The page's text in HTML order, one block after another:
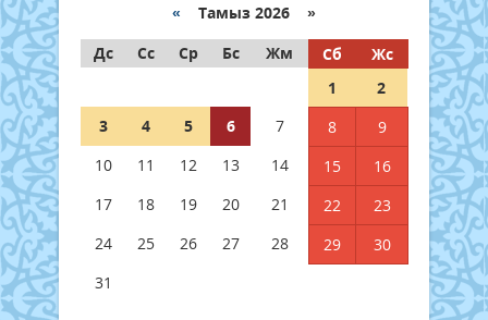
« Тамыз 2026 »
Дс
Сс Ср Бс Жм Сб
Жс
1
2
3
4 5 6 7 8
9
10
11 12 13 14 15
16
17
18 19 20 21 22
23
24
25 26 27 28 29
30
31